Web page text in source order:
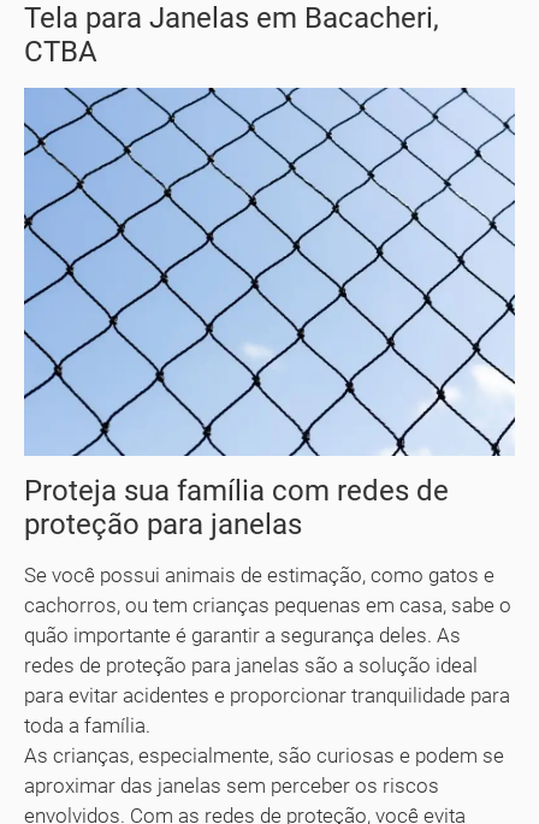
Tela para Janelas em Bacacheri,
CTBA
Proteja sua família com redes de
proteção para janelas
Se você possui animais de estimação, como gatos e
cachorros, ou tem crianças pequenas em casa, sabe o
quão importante é garantir a segurança deles. As
redes de proteção para janelas são a solução ideal
para evitar acidentes e proporcionar tranquilidade para
toda a família.
As crianças, especialmente, são curiosas e podem se
aproximar das janelas sem perceber os riscos
envolvidos. Com as redes de proteção, você evita